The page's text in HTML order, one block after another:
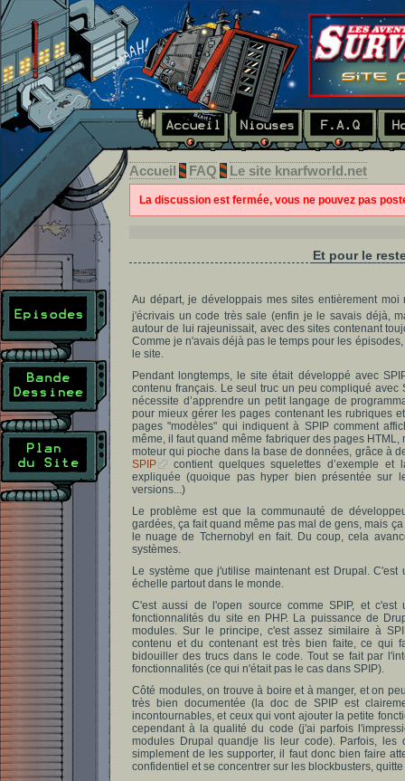
Accueil FAQ Le site knarfworld.net
La discussion est fermée, vous ne pouvez pas
Et pour le
Au départ, je développais mes sites entièrement
j'écrivais un code très sale (enfin je le savais déjà,
autour de lui rajeunissait, avec des sites contenant
Comme je n'avais déjà pas le temps pour les
le site.
Pendant longtemps, le site était développé avec
contenu français. Le seul truc un peu compliqué avec
nécessite d’apprendre un petit langage de
pour mieux gérer les pages contenant les rubriques
pages "modèles" qui indiquent à SPIP comment
même, il faut quand même fabriquer des pages
moteur qui pioche dans la base de données, grâce à
SPIP
contient quelques squelettes d’exemple
expliquée (quoique pas hyper bien présentée sur
versions...)
Le problème est que la communauté de
gardées, ça fait quand même pas mal de gens, mais
le nuage de Tchernobyl en fait. Du coup, cela
systèmes.
Le système que j'utilise maintenant est Drupal.
échelle partout dans le monde.
C'est aussi de l'open source comme SPIP, et
fonctionnalités du site en PHP. La puissance de
modules. Sur le principe, c'est assez similaire à
contenu et du contenant est très bien faite, ce qui
bidouiller des trucs dans le code. Tout se fait par
fonctionnalités (ce qui n'était pas le cas dans SPIP).
Côté modules, on trouve à boire et à manger, et on
très bien documentée (la doc de SPIP est
incontournables, et ceux qui vont ajouter la petite
cependant à la qualité du code (j'ai parfois
modules Drupal quandje lis leur code). Parfois, les
simplement de les supporter, il faut donc bien faire
confidentiel et se concentrer sur les blockbusters,